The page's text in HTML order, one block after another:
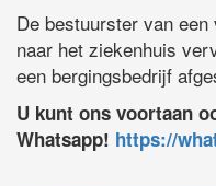
De bestuurster van een
naar het ziekenhuis
een bergingsbedrijf
U kunt ons voortaan
Whatsapp! https://